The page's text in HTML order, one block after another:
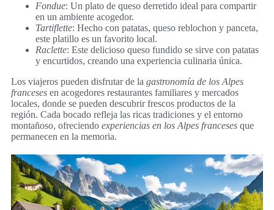
Fondue: Un plato de queso derretido ideal para compartir
en un ambiente acogedor.
Tartiflette: Hecho con patatas, queso reblochon y panceta,
este platillo es un favorito local.
Raclette: Este delicioso queso fundido se sirve con patatas
y encurtidos, creando una experiencia culinaria única.
Los viajeros pueden disfrutar de la gastronomía de los Alpes
franceses en acogedores restaurantes familiares y mercados
locales, donde se pueden descubrir frescos productos de la
región. Cada bocado refleja las ricas tradiciones y el entorno
montañoso, ofreciendo experiencias en los Alpes franceses que
permanecen en la memoria.